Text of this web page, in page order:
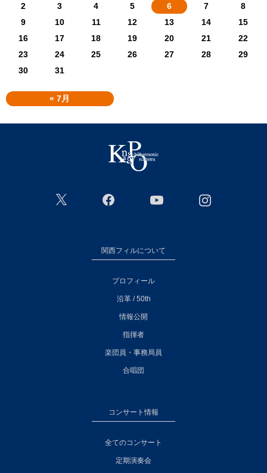
« 7月
2
3 4 5 6 7
8
9
10 11 12 13 14
15
16
17 18 19 20 21
22
23
24 25 26 27 28
29
30
31
関西フィルについて
プロフィール
沿革 / 50th
情報公開
指揮者
楽団員・事務局員
合唱団
コンサート情報
全てのコンサート
定期演奏会